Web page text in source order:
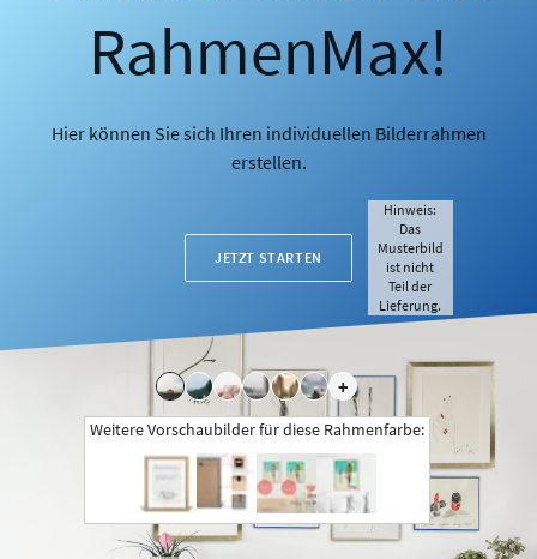
RahmenMax!
Hier können Sie sich Ihren individuellen Bilderrahmen
erstellen.
JETZT STARTEN
+
Hinweis:
Das
Musterbild
ist nicht
Teil der
Lieferung.
Weitere Vorschaubilder für diese Rahmenfarbe: